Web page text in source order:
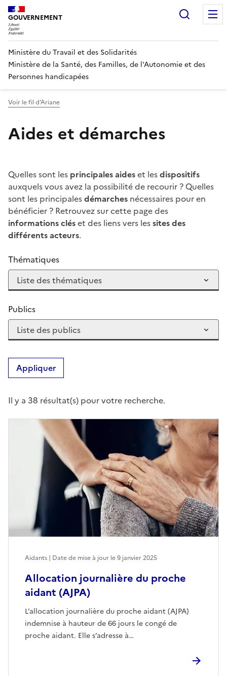
Panneau de gestion des cookies
GOUVERNEMENT
Ministère du Travail et des Solidarités
Ministère de la Santé, des Familles, de l'Autonomie et des
Personnes handicapées
Voir le fil d'Ariane
Aides et démarches
Quelles sont les principales aideset lesdispositifs
auxquels vous avez la possibilité de recourir ? Quelles
sont les principalesdémarches nécessaires pour en
bénéficier ? Retrouvez sur cette page des
informations cléset des liens vers lessites des
différents acteurs.
Thématiques
Publics
Appliquer
Il y a 38 résultat(s) pour votre recherche.
Allocation journalière du proche
aidant (AJPA)
L’allocation journalière du proche aidant (AJPA)
indemnise à hauteur de 66 jours le congé de
proche aidant. Elle s’adresse à…
Aidants | Date de mise à jour le9 janvier 2025